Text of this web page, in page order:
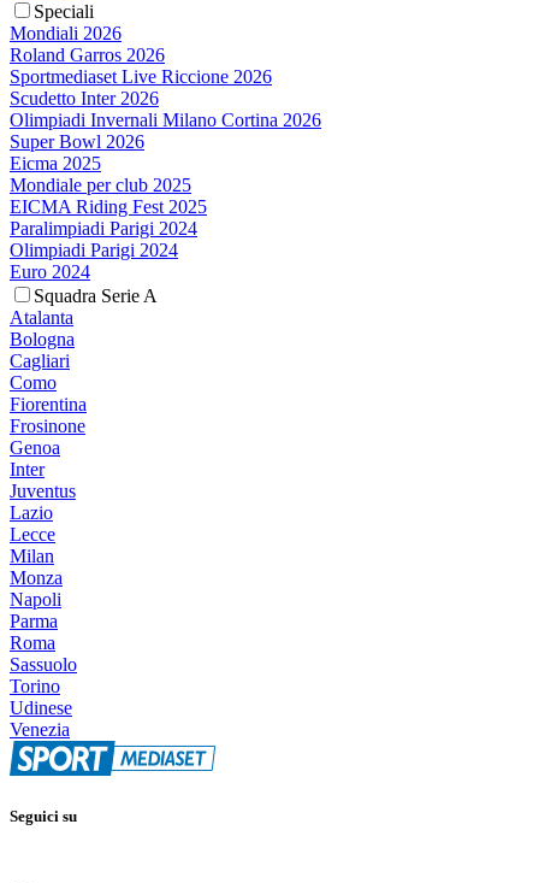
Speciali
Mondiali 2026
Roland Garros 2026
Sportmediaset Live Riccione 2026
Scudetto Inter 2026
Olimpiadi Invernali Milano Cortina 2026
Super Bowl 2026
Eicma 2025
Mondiale per club 2025
EICMA Riding Fest 2025
Paralimpiadi Parigi 2024
Olimpiadi Parigi 2024
Euro 2024
Squadra Serie A
Atalanta
Bologna
Cagliari
Como
Fiorentina
Frosinone
Genoa
Inter
Juventus
Lazio
Lecce
Milan
Monza
Napoli
Parma
Roma
Sassuolo
Torino
Udinese
Venezia
Seguici su